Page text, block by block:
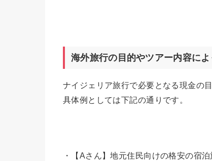
海外旅行の目的やツアー内容に
ナイジェリア旅行で必要となる現金の
具体例としては下記の通りです。
・【Aさん】地元住民向けの格安の宿